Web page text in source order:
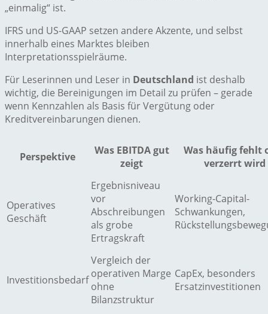
„einmalig“ ist.
IFRS und US-GAAP setzen andere Akzente, und selbst
innerhalb eines Marktes bleiben
Interpretationsspielräume.
Für Leserinnen und Leser in Deutschland ist deshalb
wichtig, die Bereinigungen im Detail zu prüfen – gerade
wenn Kennzahlen als Basis für Vergütung oder
Kreditvereinbarungen dienen.
Perspektive
Was EBITDA gut
zeigt
Was häufig fehlt
verzerrt wird
Operatives
Geschäft
Ergebnisniveau
vor
Abschreibungen
als grobe
Ertragskraft
Working-Capital-
Schwankungen,
Investitionsbedarf
Vergleich der
operativen Marge
ohne
Bilanzstruktur
CapEx, besonders
Ersatzinvestitionen